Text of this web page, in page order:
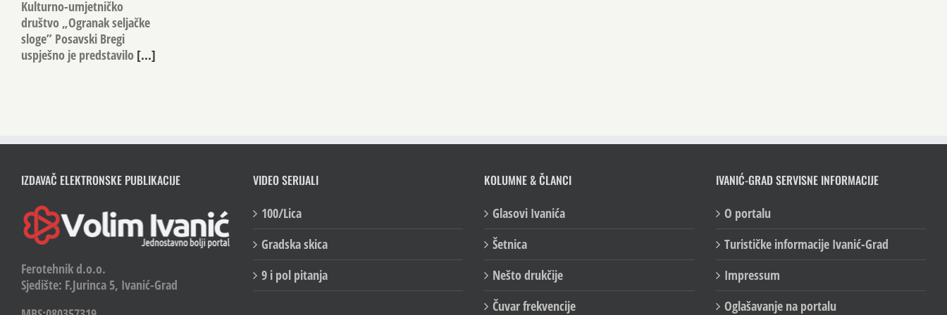
Kulturno-umjetničko
društvo „Ogranak seljačke
sloge” Posavski Bregi
uspješno je predstavilo[...]
IZDAVAČ ELEKTRONSKE PUBLIKACIJE
Ferotehnik d.o.o.
Sjedište: F.Jurinca 5, Ivanić-Grad
VIDEO SERIJALI
100/Lica
Gradska skica
9 i pol pitanja
KOLUMNE & ČLANCI
Glasovi Ivanića
Šetnica
Nešto drukčije
Čuvar frekvencije
IVANIĆ-GRAD SERVISNE INFORMACIJE
O portalu
Turističke informacije Ivanić-Grad
Impressum
Oglašavanje na portalu